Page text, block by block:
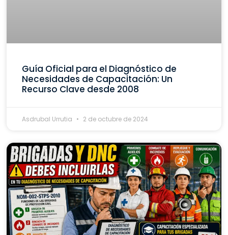
Guía Oficial para el Diagnóstico de
Necesidades de Capacitación: Un
Recurso Clave desde 2008
Asdrubal Urrutia 2 de octubre de 2024